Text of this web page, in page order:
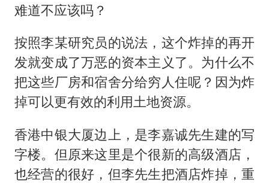
难道不应该吗？
按照李某研究员的说法，这个炸掉的再开
发就变成了万恶的资本主义了。为什么不
把这些厂房和宿舍分给穷人住呢？因为炸
掉可以更有效的利用土地资源。
香港中银大厦边上，是李嘉诚先生建的写
字楼。但原来这里是个很新的高级酒店，
也经营的很好，但李先生把酒店炸掉，重